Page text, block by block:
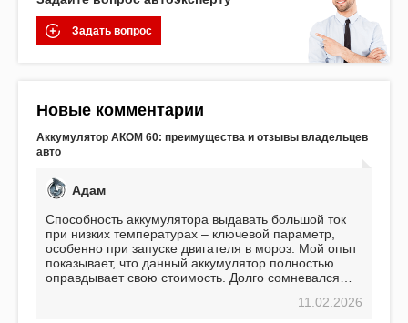
Задать вопрос
Новые комментарии
Аккумулятор АКОМ 60: преимущества и отзывы владельцев
авто
Адам
Способность аккумулятора выдавать большой ток
при низких температурах – ключевой параметр,
особенно при запуске двигателя в мороз. Мой опыт
показывает, что данный аккумулятор полностью
оправдывает свою стоимость. Долго сомневался
пожалел. Считаю, что это отличное вложение,11.02.2026